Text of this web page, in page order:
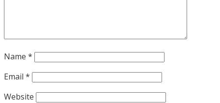
Name *
Email *
Website